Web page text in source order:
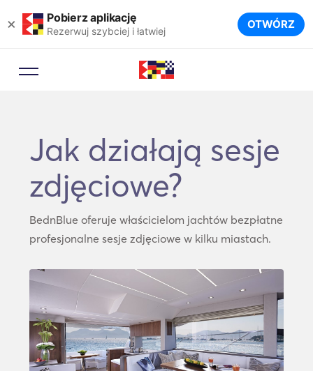
× Pobierz aplikację
Rezerwuj szybciej i łatwiej OTWÓRZ
Jak działają sesje
zdjęciowe?
BednBlue oferuje właścicielom jachtów bezpłatne
profesjonalne sesje zdjęciowe w kilku miastach.